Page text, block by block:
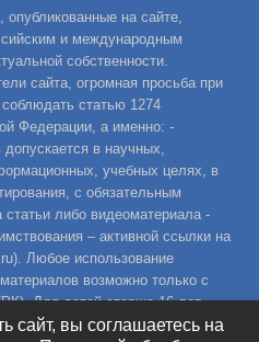
на сайте,
и международным
собственности.
сайта, огромная просьба при
статью 1274
Федерации, а именно: -
в научных,
учебных целях, в
с обязательным
либо видеоматериала -
– активной ссылки на
Любое использование
возможно только с
Для детей старше 16 лет.
сайт, вы соглашаетесь на